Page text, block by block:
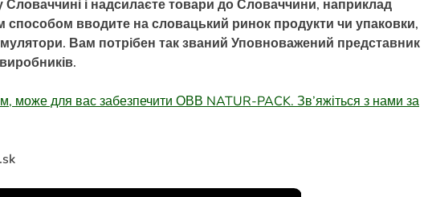
Словаччині і надсилаєте товари до Словаччини, наприклад
способом вводите на словацький ринок продукти чи упаковки,
Вам потрібен так званий Уповноважений представник
може для вас забезпечити ОВВ NATUR-PACK. Зв’яжіться з нами за